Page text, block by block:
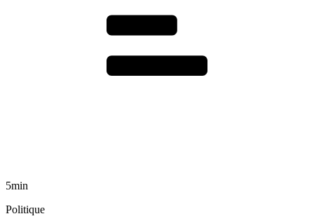
5min
Politique